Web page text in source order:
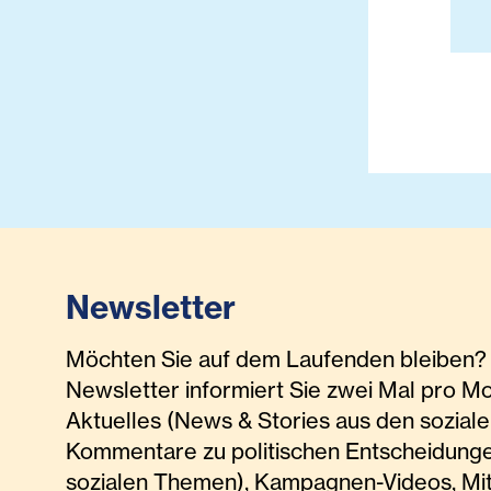
Newsletter
Möchten Sie auf dem Laufenden
Newsletter informiert Sie zwei Mal pro
Aktuelles (News & Stories aus den
Kommentare zu politischen
sozialen Themen), Kampagnen-Videos,